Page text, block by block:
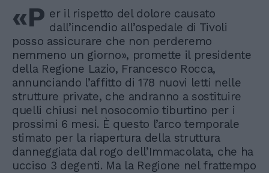
«P er il rispetto del dolore causato
dall’incendio all’ospedale di Tivoli
posso assicurare che non perderemo
nemmeno un giorno», promette il presidente
della Regione Lazio, Francesco Rocca,
annunciando l’affitto di 178 nuovi letti nelle
strutture private, che andranno a sostituire
quelli chiusi nel nosocomio tiburtino per i
prossimi 6 mesi. È questo l’arco temporale
stimato per la riapertura della struttura
danneggiata dal rogo dell’Immacolata, che ha
ucciso 3 degenti. Ma la Regione nel frattempo